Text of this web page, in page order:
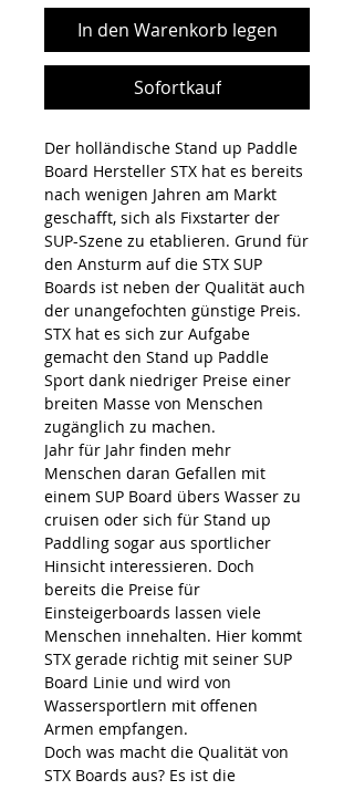
In den Warenkorb legen
Sofortkauf
Der holländische Stand up Paddle
Board Hersteller STX hat es bereits
nach wenigen Jahren am Markt
geschafft, sich als Fixstarter der
SUP-Szene zu etablieren. Grund für
den Ansturm auf die STX SUP
Boards ist neben der Qualität auch
der unangefochten günstige Preis.
STX hat es sich zur Aufgabe
gemacht den Stand up Paddle
Sport dank niedriger Preise einer
breiten Masse von Menschen
zugänglich zu machen.
Jahr für Jahr finden mehr
Menschen daran Gefallen mit
einem SUP Board übers Wasser zu
cruisen oder sich für Stand up
Paddling sogar aus sportlicher
Hinsicht interessieren. Doch
bereits die Preise für
Einsteigerboards lassen viele
Menschen innehalten. Hier kommt
STX gerade richtig mit seiner SUP
Board Linie und wird von
Wassersportlern mit offenen
Armen empfangen.
Doch was macht die Qualität von
STX Boards aus? Es ist die